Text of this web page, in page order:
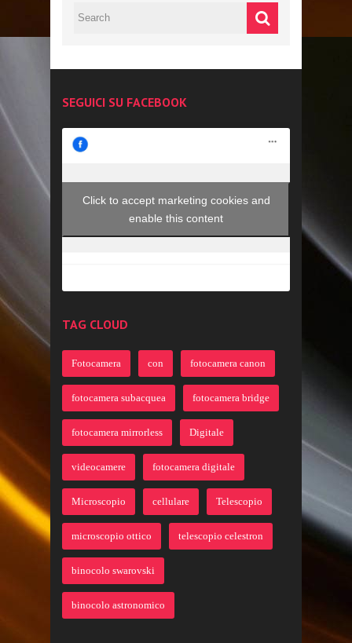
SEGUICI SU FACEBOOK
Click to accept marketing cookies and
enable this content
TAG CLOUD
Fotocamera con fotocamera canon
fotocamera subacquea fotocamera bridge
fotocamera mirrorless Digitale
videocamere fotocamera digitale
Microscopio cellulare Telescopio
microscopio ottico telescopio celestron
binocolo swarovski
binocolo astronomico